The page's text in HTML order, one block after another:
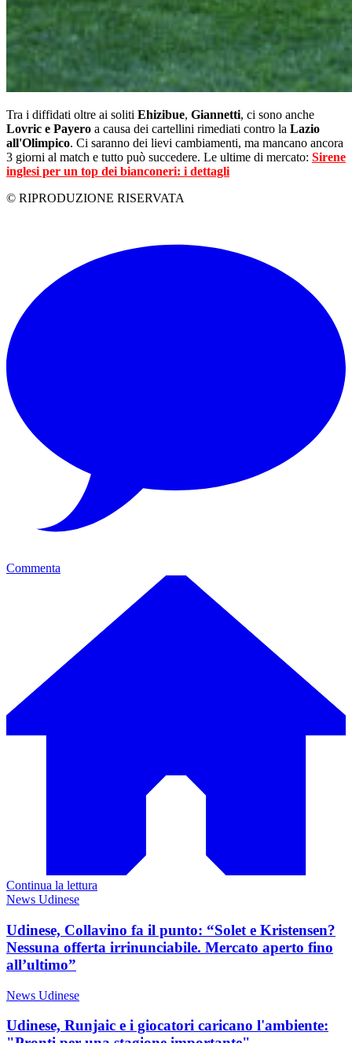
Tra i diffidati oltre ai soliti Ehizibue, Giannetti, ci sono anche
Lovric e Payero a causa dei cartellini rimediati contro la Lazio
all'Olimpico. Ci saranno dei lievi cambiamenti, ma mancano ancora
3 giorni al match e tutto può succedere. Le ultime di mercato: Sirene
inglesi per un top dei bianconeri: i dettagli
© RIPRODUZIONE RISERVATA
Commenta
Continua la lettura
News Udinese
Udinese, Collavino fa il punto: “Solet e Kristensen?
Nessuna offerta irrinunciabile. Mercato aperto fino
all’ultimo”
News Udinese
Udinese, Runjaic e i giocatori caricano l'ambiente: